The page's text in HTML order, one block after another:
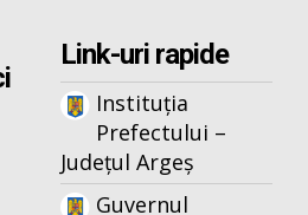
Link-uri rapide
Instituția
Prefectului –
Județul Argeș
Guvernul